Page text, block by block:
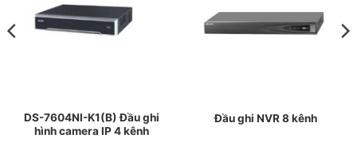
DS-7604NI-K1(B) Đầu ghi
hình camera IP 4 kênh
Đầu ghi NVR 8 kênh